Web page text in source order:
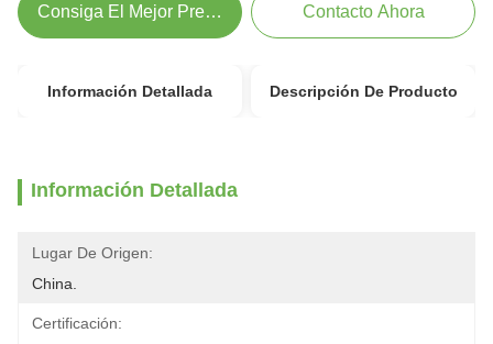
Consiga El Mejor Precio Contacto Ahora
Información Detallada Descripción De Producto
Información Detallada
Lugar De Origen:
China.
Certificación: